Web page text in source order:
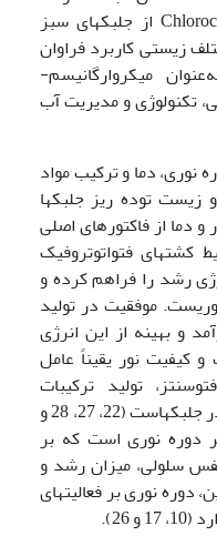
Scenedesmaceae از راسته Chlorochocals از جلبک­های سبز
زیستی کاربرد فراوان
میکروارگانیسم­
تکنولوژی و مدیریت آب
نوری، دما و ترکیب مواد
توده ریز جلبک­ها
دارند (6، 24و 42). نور و دما از فاکتور­های اصلی
کشت­های فتواتوتروفیک
منبع انرژی رشد را فراهم کرده و
موفقیت در تولید
و بهینه از این انرژی
کیفیت نور یقیناً عامل
تولید ترکیبات
بیوشیمیایی در سلول­ها و روند رشد در جلبک­هاست (22، 27، 28 و
دوره نوری است که بر
سلولی، میزان رشد و
دوره نوری بر فعالیت­های
26).